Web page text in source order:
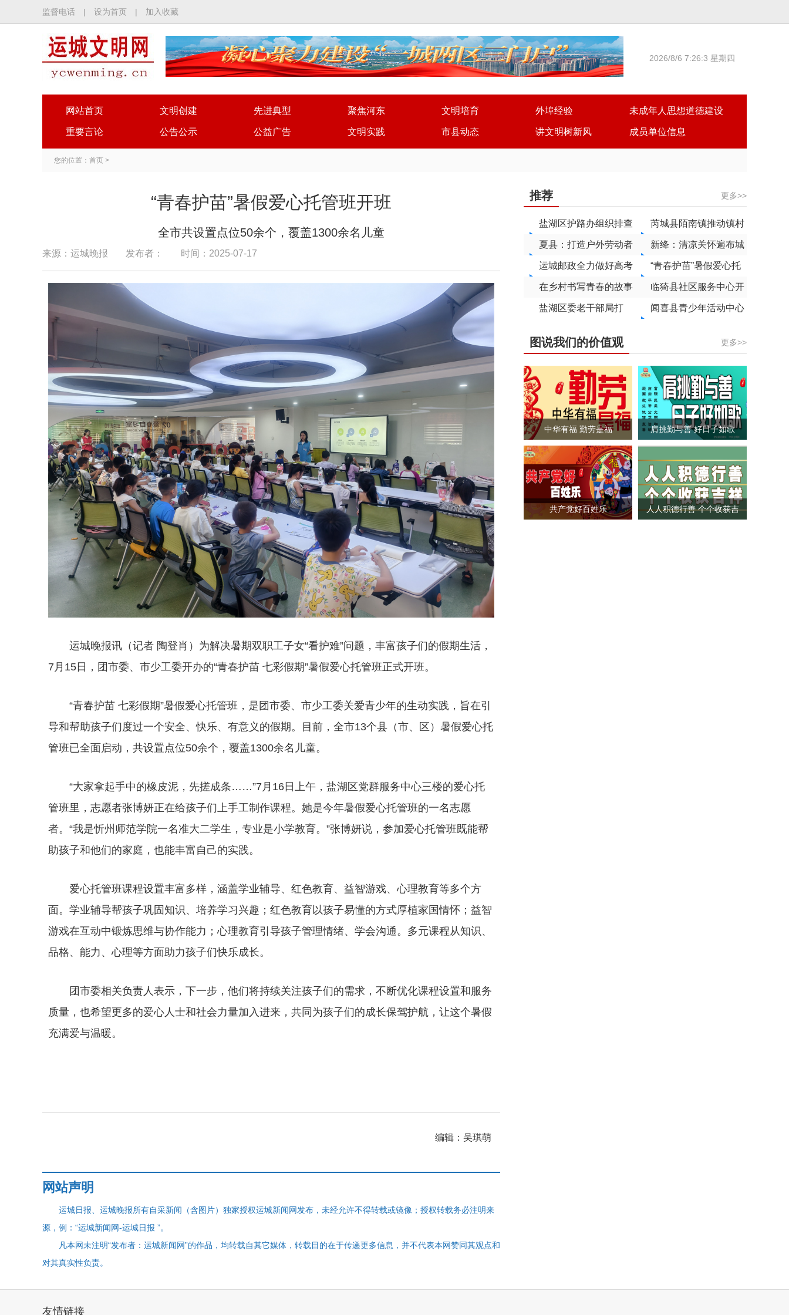
监督电话 | 设为首页 | 加入收藏
2026/8/6 7:26:4 星期四
网站首页
重要言论
文明创建
公告公示
先进典型
公益广告
聚焦河东
文明实践
文明培育
市县动态
外埠经验
讲文明树新风
未成年人思想道德建设
成员单位信息
您的位置： 首页 >
“青春护苗”暑假爱心托管班开班
全市共设置点位50余个，覆盖1300余名儿童
来源：运城晚报 发布者： 时间：2025-07-17
运城晚报讯（记者 陶登肖）为解决暑期双职工子女“看护难”问题，丰富孩子们的假期生活，
7月15日，团市委、市少工委开办的“青春护苗 七彩假期”暑假爱心托管班正式开班。
“青春护苗 七彩假期”暑假爱心托管班，是团市委、市少工委关爱青少年的生动实践，旨在引
导和帮助孩子们度过一个安全、快乐、有意义的假期。目前，全市13个县（市、区）暑假爱心托
管班已全面启动，共设置点位50余个，覆盖1300余名儿童。
“大家拿起手中的橡皮泥，先搓成条……”7月16日上午，盐湖区党群服务中心三楼的爱心托
管班里，志愿者张博妍正在给孩子们上手工制作课程。她是今年暑假爱心托管班的一名志愿
者。“我是忻州师范学院一名准大二学生，专业是小学教育。”张博妍说，参加爱心托管班既能帮
助孩子和他们的家庭，也能丰富自己的实践。
爱心托管班课程设置丰富多样，涵盖学业辅导、红色教育、益智游戏、心理教育等多个方
面。学业辅导帮孩子巩固知识、培养学习兴趣；红色教育以孩子易懂的方式厚植家国情怀；益智
游戏在互动中锻炼思维与协作能力；心理教育引导孩子管理情绪、学会沟通。多元课程从知识、
品格、能力、心理等方面助力孩子们快乐成长。
团市委相关负责人表示，下一步，他们将持续关注孩子们的需求，不断优化课程设置和服务
质量，也希望更多的爱心人士和社会力量加入进来，共同为孩子们的成长保驾护航，让这个暑假
充满爱与温暖。
编辑：吴琪萌
网站声明
运城日报、运城晚报所有自采新闻（含图片）独家授权运城新闻网发布，未经允许不得转载或镜像；授权转载务必注明来
源，例：“运城新闻网-运城日报 ”。
凡本网未注明“发布者：运城新闻网”的作品，均转载自其它媒体，转载目的在于传递更多信息，并不代表本网赞同其观点和
对其真实性负责。
推荐 更多>>
盐湖区护路办组织排查
汛期高铁沿线安全隐患
芮城县陌南镇推动镇村
环境“全域美”“持久美”
夏县：打造户外劳动者
的“清凉港湾”
新绛：清凉关怀遍布城
市各角落
运城邮政全力做好高考
录取通知书寄递工作
“青春护苗”暑假爱心托
管班开班
在乡村书写青春的故事
——万荣县到村工作大
临猗县社区服务中心开
展网格员能力素质提升
盐湖区委老干部局打
进基层治理
闻喜县青少年活动中心
图说我们的价值观 更多>>
中华有福 勤劳是福 肩挑勤与善 好日子如歌
共产党好百姓乐 人人积德行善 个个收获吉
友情链接